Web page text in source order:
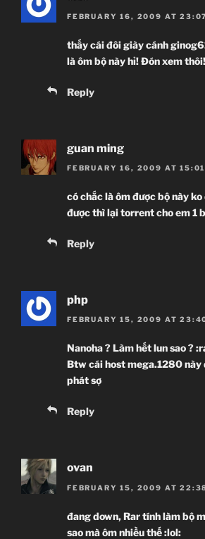
FEBRUARY 16, 2009 AT 23:07
thấy cái đôi giày cánh
là ôm bộ này hỉ! Đón xem thôi!
Reply
guan ming
FEBRUARY 16, 2009 AT 15:01
có chắc là ôm được bộ này
được thì lại torrent cho em 1
Reply
php
FEBRUARY 15, 2009 AT
Nanoha ? Làm hết lun sao ?
Btw cái host mega.1280 này
phát sợ
Reply
ovan
FEBRUARY 15, 2009 AT
đang down, Rar tính làm bộ
sao mà ôm nhiều thế :lol: